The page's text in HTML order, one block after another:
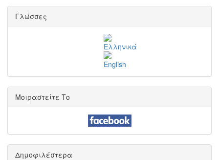
Γλώσσες
Μοιραστείτε Το
Δημοφιλέστερα